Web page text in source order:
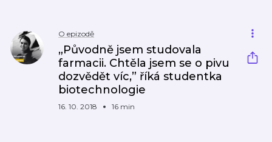
O epizodě
„Původně jsem studovala
farmacii. Chtěla jsem se o pivu
dozvědět víc,” říká studentka
biotechnologie
16. 10. 2018 16 min